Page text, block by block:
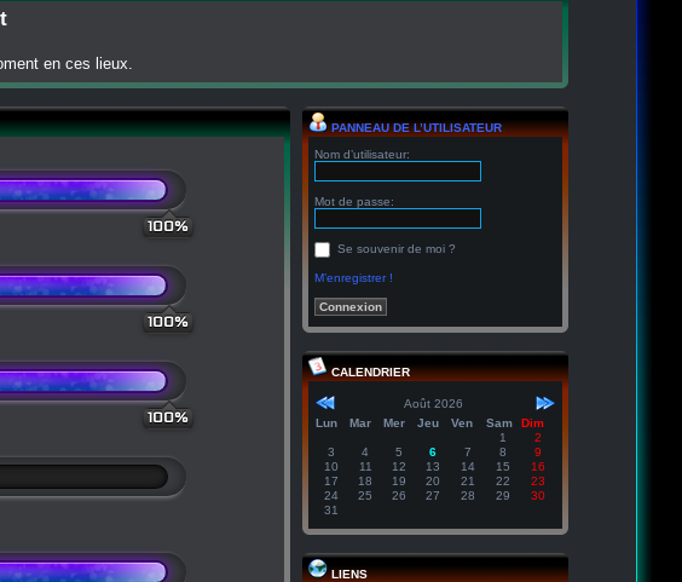
en ces lieux.
100%
100%
100%
PANNEAU DE L’UTILISATEUR
Nom d’utilisateur:
Mot de passe:
Se souvenir de moi ?
M’enregistrer !
CALENDRIER
Août 2026
Lun
Mar Mer Jeu Ven Sam
Dim
1
2
3
4 5 6 7 8
9
10
11 12 13 14 15
16
17
18 19 20 21 22
23
24
25 26 27 28 29
30
31
LIENS